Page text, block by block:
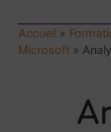
Accueil »
Microsoft »